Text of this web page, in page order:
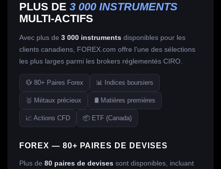
PLUS DE 3 000 INSTRUMENTS
MULTI-ACTIFS
Avec plus de 3 000 instruments disponibles pour les
clients canadiens, FOREX.com offre l'une des sélections
les plus larges parmi les brokers réglementés CIRO.
💱 80+ Paires Forex 📊 Indices boursiers
🥇 Métaux précieux 🛢️ Matières premières
📈 Actions CFD 📦 ETF (Canada)
FOREX — 80+ PAIRES DE DEVISES
Plus de 80 paires de devises sont disponibles, incluant